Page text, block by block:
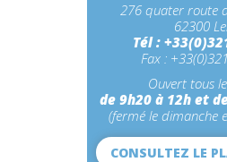
276 quater route
62300
Tél :
Fax :
Ouvert tous
de 9h20 à 12h et
(fermé le dimanche
CONSULTEZ LE